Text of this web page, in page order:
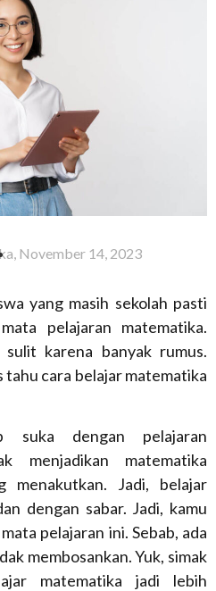
November 14, 2023
yang masih sekolah pasti
pelajaran matematika.
karena banyak rumus.
tahu cara belajar matematika
suka dengan pelajaran
menjadikan matematika
menakutkan. Jadi, belajar
dengan sabar. Jadi, kamu
pelajaran ini. Sebab, ada
membosankan. Yuk, simak
matematika jadi lebih